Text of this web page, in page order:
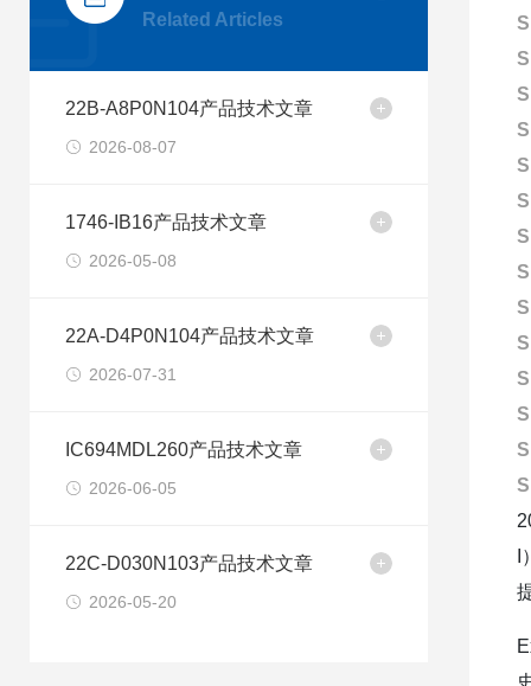
Related Articles
22B-A8P0N104产品技术文章
2026-08-07
1746-IB16产品技术文章
2026-05-08
22A-D4P0N104产品技术文章
2026-07-31
IC694MDL260产品技术文章
2026-06-05
22C-D030N103产品技术文章
2026-05-20